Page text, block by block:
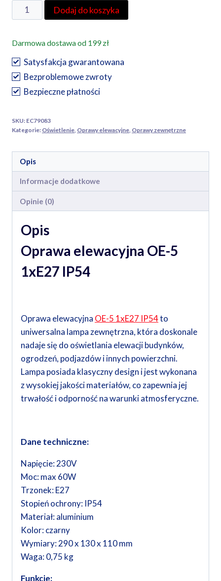
ilość
Oprawa
OE-
5
1xE27
IP54
Dodaj do koszyka
Darmowa dostawa od 199 zł
Satysfakcja gwarantowana
Bezproblemowe zwroty
Bezpieczne płatności
SKU: EC79083
Kategorie: Oświetlenie Oprawy elewacyjne Oprawy zewnętrzne
Opis
Informacje dodatkowe
Opinie (0)
Opis
Oprawa elewacyjna OE-5
1xE27 IP54
Oprawa elewacyjna OE-5 1xE27 IP54to
uniwersalna lampa zewnętrzna, która doskonale
nadaje się do oświetlania elewacji budynków,
ogrodzeń, podjazdów i innych powierzchni.
Lampa posiada klasyczny design i jest wykonana
z wysokiej jakości materiałów, co zapewnia jej
trwałość i odporność na warunki atmosferyczne.
Dane techniczne:
Napięcie: 230V
Moc: max 60W
Trzonek: E27
Stopień ochrony: IP54
Materiał: aluminium
Kolor: czarny
Wymiary: 290 x 130 x 110 mm
Waga: 0,75 kg
Funkcje: